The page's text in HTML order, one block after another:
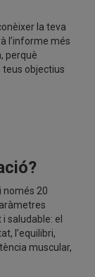
la teva
l’informe més
perquè
teus objectius
només 20
saludable: el
l’equilibri,
muscular,